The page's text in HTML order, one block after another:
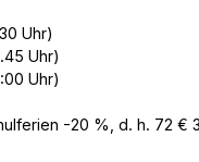
Uhr)
Uhr)
Uhr)
-20 %, d. h. 72